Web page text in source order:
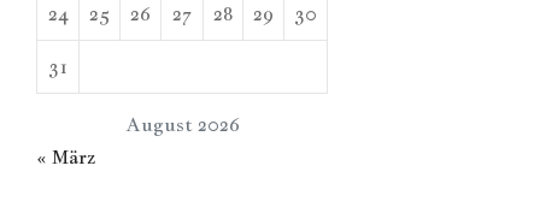
August 2026
24 25 26 27 28 29 30
31
« März